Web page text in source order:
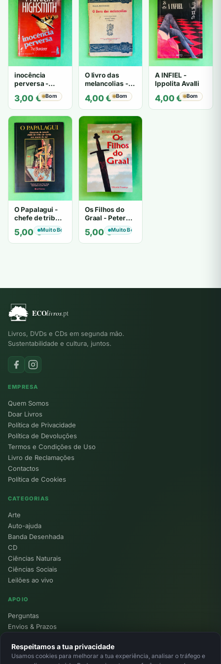
inocência
perversa -
PATRICIA
HIGHSMITH
3,00 € Bom
O livro das
melancolias -
Mantegazza
4,00€ Bom
A INFIEL -
Ippolita Avalli
4,00€ Bom
O Papalagui -
chefe de tribo
de tiavéa
5,00€Muito Bom
Os Filhos do
Graal - Peter
Berling
5,00€Muito Bom
Livros, DVDs e CDs em segunda mão.
Sustentabilidade e cultura, juntos.
EMPRESA
Quem Somos
Doar Livros
Política de Privacidade
Política de Devoluções
Termos e Condições de Uso
Livro de Reclamações
Contactos
Política de Cookies
CATEGORIAS
Arte
Auto-ajuda
Banda Desenhada
CD
Ciências Naturais
Ciências Sociais
Leilões ao vivo
APOIO
Perguntas
Envios & Prazos
Devoluções
Minha Conta
Respeitamos a tua privacidade
Usamos cookies para melhorar a tua experiência, analisar o tráfego e